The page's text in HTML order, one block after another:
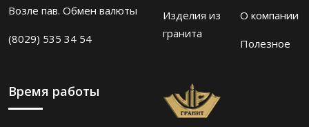
Возле пав. Обмен валюты
(8029) 535 34 54
Изделия из
гранита
О компании
Полезное
Время работы